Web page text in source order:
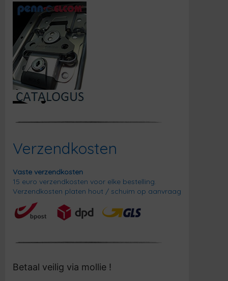
Verzendkosten
Vaste verzendkosten
15 euro verzendkosten voor elke bestelling.
Verzendkosten platen hout / schuim op aanvraag
Betaal veilig via mollie !